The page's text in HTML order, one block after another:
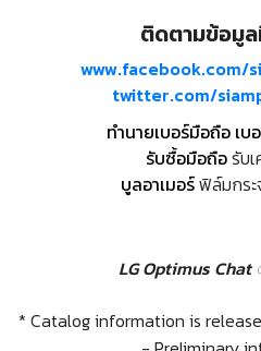
ติดตามข้อมู
www.facebook.com/
twitter.com/
ทำนายเบอร์มือถือ เบ
รับซื้อมือถือรับ
บูลอาเมอร์ฟิล์มกร
LG Optimus
* Catalog information is